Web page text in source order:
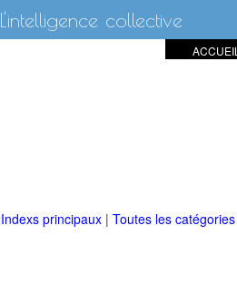
L'intelligence collective
ACCUEIL
Indexs principaux | Toutes les catégories